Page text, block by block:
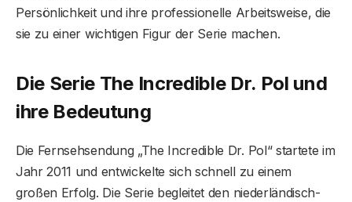
Persönlichkeit und ihre professionelle Arbeitsweise, die
sie zu einer wichtigen Figur der Serie machen.
Die Serie The Incredible Dr. Pol und
ihre Bedeutung
Die Fernsehsendung „The Incredible Dr. Pol“ startete im
Jahr 2011 und entwickelte sich schnell zu einem
großen Erfolg. Die Serie begleitet den niederländisch-